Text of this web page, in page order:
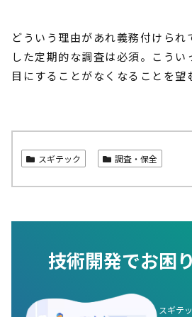
どういう理由があれ義務付けられ
した定期的な調査は必須。こうい
目にすることがなくなることを望
スギテック 調査・保全
技術開発でお困
スギテ